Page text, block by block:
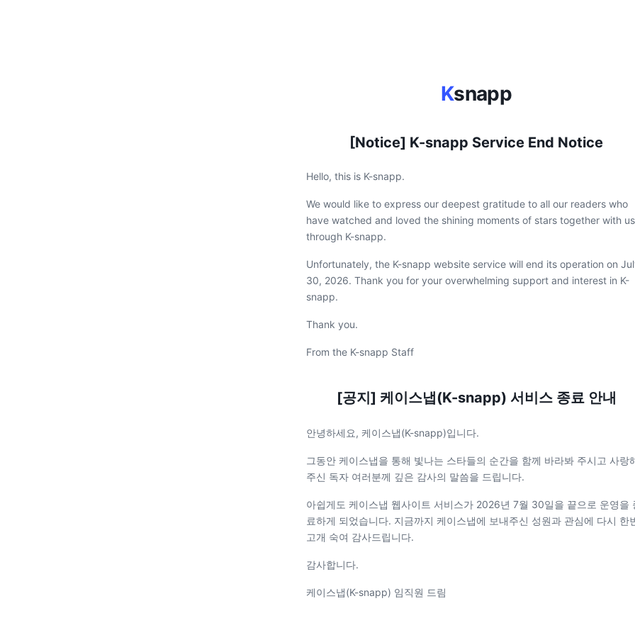
Ksnapp
[Notice] K-snapp Service End Notice
Hello, this is K-snapp.
We would like to express our deepest gratitude to all our readers who
have watched and loved the shining moments of stars together with us
through K-snapp.
Unfortunately, the K-snapp website service will end its operation on
30, 2026. Thank you for your overwhelming support and interest in K-
snapp.
Thank you.
From the K-snapp Staff
[공지] 케이스냅(K-snapp) 서비스 종료 안내
안녕하세요, 케이스냅(K-snapp)입니다.
그동안 케이스냅을 통해 빛나는 스타들의 순간을 함께 바라봐 주시고 사랑
주신 독자 여러분께 깊은 감사의 말씀을 드립니다.
아쉽게도 케이스냅 웹사이트 서비스가 2026년 7월 30일을 끝으로 운영을
료하게 되었습니다. 지금까지 케이스냅에 보내주신 성원과 관심에 다시 한
고개 숙여 감사드립니다.
감사합니다.
케이스냅(K-snapp) 임직원 드림